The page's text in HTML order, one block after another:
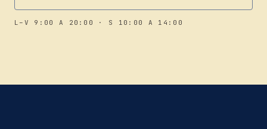
L–V 9:00 A 20:00 · S 10:00 A 14:00